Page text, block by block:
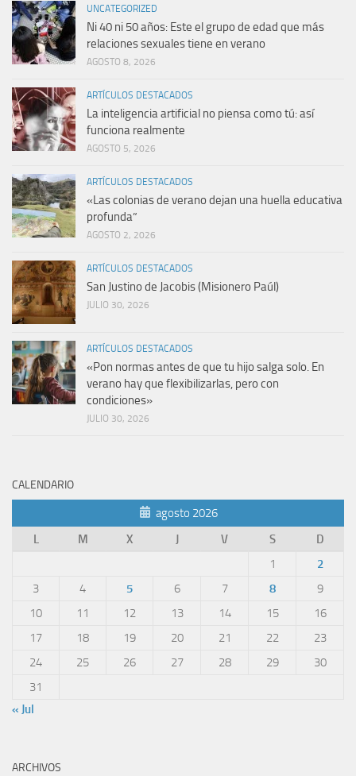
UNCATEGORIZED
Ni 40 ni 50 años: Este el grupo de edad que más
relaciones sexuales tiene en verano
AGOSTO 8, 2026
ARTÍCULOS DESTACADOS
La inteligencia artificial no piensa como tú: así
funciona realmente
AGOSTO 5, 2026
ARTÍCULOS DESTACADOS
«Las colonias de verano dejan una huella educativa
profunda”
AGOSTO 2, 2026
ARTÍCULOS DESTACADOS
San Justino de Jacobis (Misionero Paúl)
JULIO 30, 2026
ARTÍCULOS DESTACADOS
«Pon normas antes de que tu hijo salga solo. En
verano hay que flexibilizarlas, pero con
condiciones»
JULIO 30, 2026
CALENDARIO
agosto 2026
L
M X J V S
D
1
2
3
4 5 6 7 8
9
10
11 12 13 14 15
16
17
18 19 20 21 22
23
24
25 26 27 28 29
30
31
« Jul
ARCHIVOS